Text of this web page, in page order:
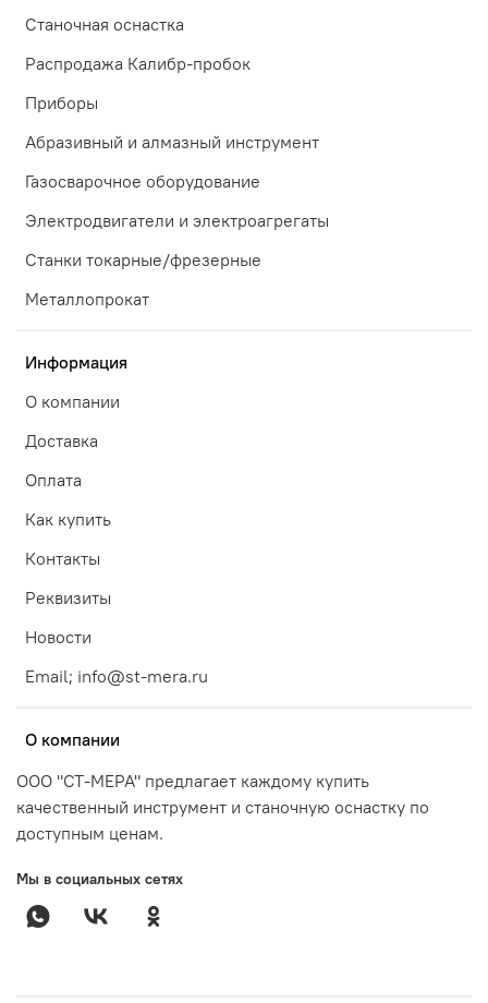
Станочная оснастка
Распродажа Калибр-пробок
Приборы
Абразивный и алмазный инструмент
Газосварочное оборудование
Электродвигатели и электроагрегаты
Станки токарные/фрезерные
Металлопрокат
Информация
О компании
Доставка
Оплата
Как купить
Контакты
Реквизиты
Новости
Email; info@st-mera.ru
О компании
ООО "СТ-МЕРА" предлагает каждому купить
качественный инструмент и станочную оснастку по
доступным ценам.
Мы в социальных сетях